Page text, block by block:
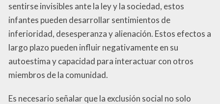
sentirse invisibles ante la ley y la sociedad, estos
infantes pueden desarrollar sentimientos de
inferioridad, desesperanza y alienación. Estos efectos a
largo plazo pueden influir negativamente en su
autoestima y capacidad para interactuar con otros
miembros de la comunidad.
Es necesario señalar que la exclusión social no solo